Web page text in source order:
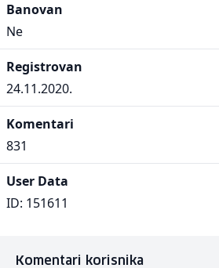
Banovan
Ne
Registrovan
24.11.2020.
Komentari
831
User Data
ID: 151611
Komentari korisnika